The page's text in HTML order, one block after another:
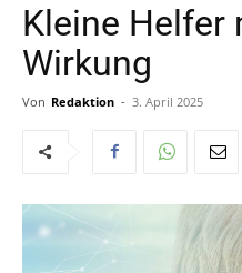
Kleine Helfer
Wirkung
Von Redaktion - 3. April 2025